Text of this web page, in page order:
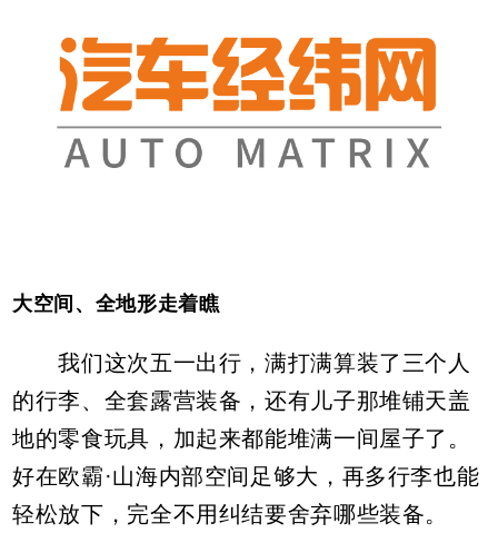
大空间、全地形走着瞧
我们这次五一出行，满打满算装了三个人
的行李、全套露营装备，还有儿子那堆铺天盖
地的零食玩具，加起来都能堆满一间屋子了。
好在欧霸·山海内部空间足够大，再多行李也能
轻松放下，完全不用纠结要舍弃哪些装备。